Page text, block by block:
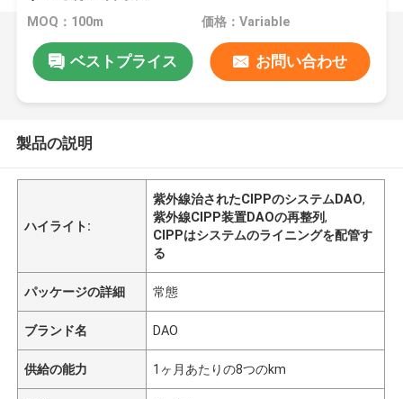
MOQ：100m 価格：Variable
ベストプライス お問い合わせ
製品の説明
ハイライト:
紫外線治されたCIPPのシステムDAO,
紫外線CIPP装置DAOの再整列,
CIPPはシステムのライニングを配管す
る
パッケージの詳細 常態
ブランド名 DAO
供給の能力 1ヶ月あたりの8つのkm